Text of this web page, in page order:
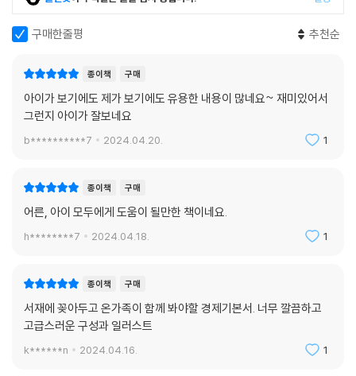
--- pp.174-175
구매한줄평 추천순
종이책 구매
아이가 보기에도 제가 보기에도 유용한 내용이 많네요~ 재미있어서
그런지 아이가 잘보네요
b**********7 2024.04.20. 1
종이책 구매
어른, 아이 모두에게 도움이 될만한 책이네요.
h********7 2024.04.18. 1
종이책 구매
서재에 꽂아두고 온가족이 함께 봐야할 경제기본서. 너무 깔끔하고
고급스러운 구성과 일러스트
k******n 2024.04.16. 1